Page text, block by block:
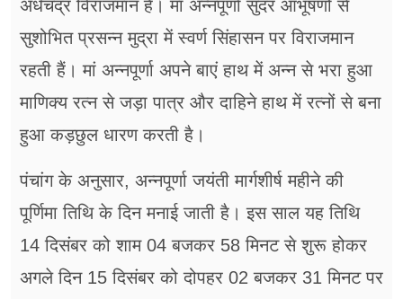
अर्धचंद्र विराजमान है। मां अन्नपूर्णा सुंदर आभूषणों से
सुशोभित प्रसन्न मुद्रा में स्वर्ण सिंहासन पर विराजमान
रहती हैं। मां अन्नपूर्णा अपने बाएं हाथ में अन्न से भरा हुआ
माणिक्य रत्न से जड़ा पात्र और दाहिने हाथ में रत्नों से बना
हुआ कड़छुल धारण करती है।
पंचांग के अनुसार, अन्नपूर्णा जयंती मार्गशीर्ष महीने की
पूर्णिमा तिथि के दिन मनाई जाती है। इस साल यह तिथि
14 दिसंबर को शाम 04 बजकर 58 मिनट से शुरू होकर
अगले दिन 15 दिसंबर को दोपहर 02 बजकर 31 मिनट पर